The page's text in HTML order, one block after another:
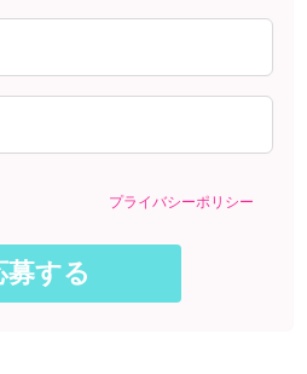
プライバシーポリシー